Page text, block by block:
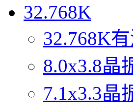
32.768K
32.768K
8.0x3.8晶
7.1x3.3晶